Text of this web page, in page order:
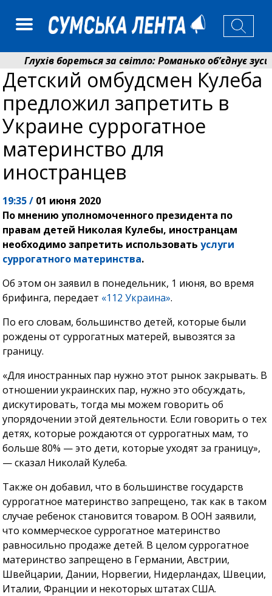
Глухів бореться за світло: Романько об’єднує
Пенсійний фонд Сумщини спрямував 0,2 млрд грн на
Детский омбудсмен Кулеба
предложил запретить в
Украине суррогатное
материнство для
иностранцев
19:35 / 01 июня 2020
По мнению уполномоченного президента по
правам детей Николая Кулебы, иностранцам
необходимо запретить использоватьуслуги
суррогатного материнства.
Об этом он заявил в понедельник, 1 июня, во время
брифинга, передает «112 Украина».
По его словам, большинство детей, которые были
рождены от суррогатных матерей, вывозятся за
границу.
«Для иностранных пар нужно этот рынок закрывать. В
отношении украинских пар, нужно это обсуждать,
дискутировать, тогда мы можем говорить об
упорядочении этой деятельности. Если говорить о тех
детях, которые рождаются от суррогатных мам, то
больше 80% — это дети, которые уходят за границу»,
— сказал Николай Кулеба.
Также он добавил, что в большинстве государств
суррогатное материнство запрещено, так как в таком
случае ребенок становится товаром. В ООН заявили,
что коммерческое суррогатное материнство
равносильно продаже детей. В целом суррогатное
материнство запрещено в Германии, Австрии,
Швейцарии, Дании, Норвегии, Нидерландах, Швеции,
Италии, Франции и некоторых штатах США.